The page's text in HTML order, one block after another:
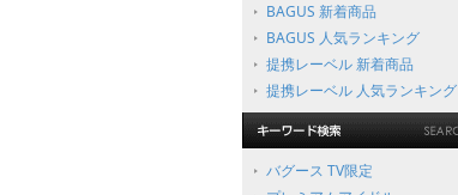
BAGUS 新着商品
BAGUS 人気ランキング
提携レーベル 新着商品
提携レーベル 人気ランキング
バグース TV限定